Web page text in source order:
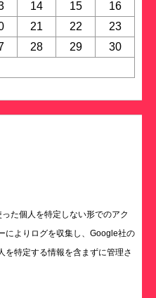
14 15
16
21 22
23
28 29
30
た個人を特定しない形でのアク
によりログを収集し、Google社の
を特定する情報を含まずに管理さ